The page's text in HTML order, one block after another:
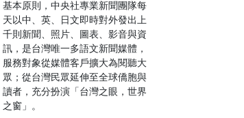
基本原則，中央社專業新聞團隊每
天以中、英、日文即時對外發出上
千則新聞、照片、圖表、影音與資
訊，是台灣唯一多語文新聞媒體，
服務對象從媒體客戶擴大為閱聽大
眾；從台灣民眾延伸至全球僑胞與
讀者，充分扮演「台灣之眼，世界
之窗」。